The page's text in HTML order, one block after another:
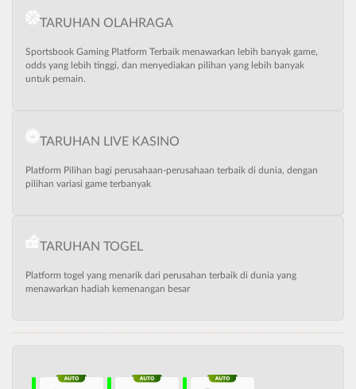
TARUHAN OLAHRAGA
Sportsbook Gaming Platform Terbaik menawarkan lebih banyak game,
odds yang lebih tinggi, dan menyediakan pilihan yang lebih banyak
untuk pemain.
TARUHAN LIVE KASINO
Platform Pilihan bagi perusahaan-perusahaan terbaik di dunia, dengan
pilihan variasi game terbanyak
TARUHAN TOGEL
Platform togel yang menarik dari perusahan terbaik di dunia yang
menawarkan hadiah kemenangan besar